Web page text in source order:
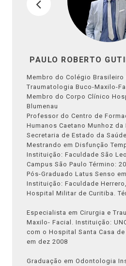
PAULO ROBERTO
Membro do Colégio Brasileiro
Traumatologia Buco-Maxilo-
Membro do Corpo Clínico
Blumenau
Professor do Centro de
Humanos Caetano Munhoz da
Secretaria de Estado da
Mestrando em Disfunção
Instituição: Faculdade São
Campus São Paulo Término:
Pós-Graduado Latus Senso
Instituição: Faculdade
Hospital Militar de Curitiba.
Especialista em Cirurgia e
Maxilo- Facial. Instituição:
com o Hospital Santa Casa
em dez 2008
Graduação em Odontologia